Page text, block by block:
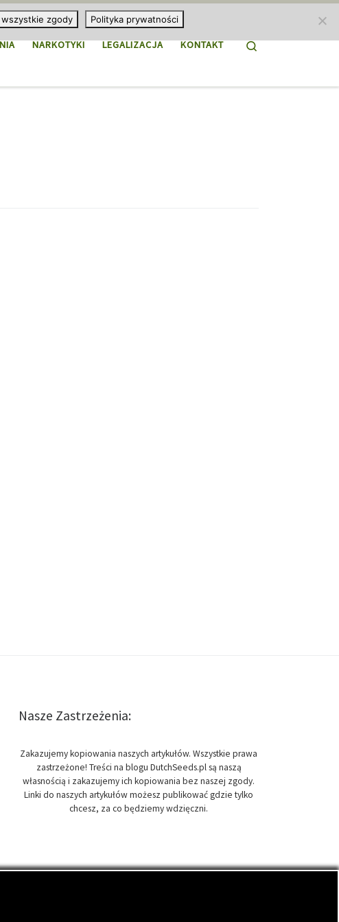
NARKOTYKI LEGALIZACJA KONTAKT Search
Nasze Zastrzeżenia:
Zakazujemy kopiowania naszych artykułów. Wszystkie prawa
zastrzeżone! Treści na blogu DutchSeeds.pl są naszą
własnością i zakazujemy ich kopiowania bez naszej zgody.
Linki do naszych artykułów możesz publikować gdzie tylko
chcesz, za co będziemy wdzięczni.
konopi indyjskich, zwanych cannabis.
zgody Polityka prywatności